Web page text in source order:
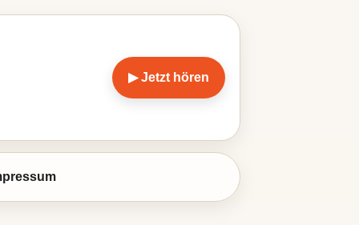
▶ Jetzt hören